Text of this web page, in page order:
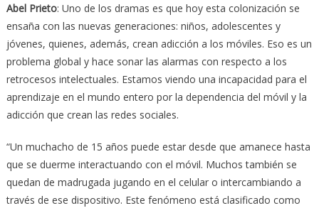
Abel Prieto: Uno de los dramas es que hoy esta colonización se
ensaña con las nuevas generaciones: niños, adolescentes y
jóvenes, quienes, además, crean adicción a los móviles. Eso es un
problema global y hace sonar las alarmas con respecto a los
retrocesos intelectuales. Estamos viendo una incapacidad para el
aprendizaje en el mundo entero por la dependencia del móvil y la
adicción que crean las redes sociales.
“Un muchacho de 15 años puede estar desde que amanece hasta
que se duerme interactuando con el móvil. Muchos también se
quedan de madrugada jugando en el celular o intercambiando a
través de ese dispositivo. Este fenómeno está clasificado como